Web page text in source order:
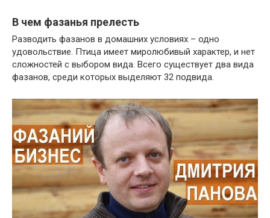
В чем фазанья прелесть
Разводить фазанов в домашних условиях – одно
удовольствие. Птица имеет миролюбивый характер, и нет
сложностей с выбором вида. Всего существует два вида
фазанов, среди которых выделяют 32 подвида.